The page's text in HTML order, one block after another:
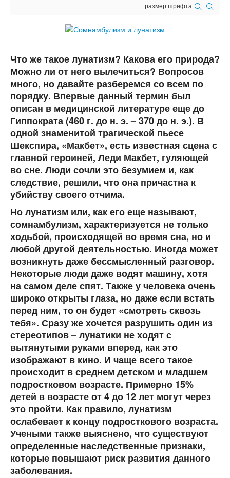
размер шрифта
Что же такое лунатизм? Какова его природа?
Можно ли от него вылечиться? Вопросов
много, но давайте разберемся со всем по
порядку. Впервые данный термин был
описан в медицинской литературе еще до
Гиппократа (460 г. до н. э. – 370 до н. э.). В
одной знаменитой трагической пьесе
Шекспира, «Макбет», есть известная сцена с
главной героиней, Леди Макбет, гуляющей
во сне. Люди сочли это безумием и, как
следствие, решили, что она причастна к
убийству своего отчима.
Но лунатизм или, как его еще называют,
сомнамбулизм, характеризуется не только
ходьбой, происходящей во время сна, но и
любой другой деятельностью. Иногда может
возникнуть даже бессмысленный разговор.
Некоторые люди даже водят машину, хотя
на самом деле спят. Также у человека очень
широко открыты глаза, но даже если встать
перед ним, то он будет «смотреть сквозь
тебя». Сразу же хочется разрушить один из
стереотипов – лунатики не ходят с
вытянутыми руками вперед, как это
изображают в кино. И чаще всего такое
происходит в среднем детском и младшем
подростковом возрасте. Примерно 15%
детей в возрасте от 4 до 12 лет могут через
это пройти. Как правило, лунатизм
ослабевает к концу подросткового возраста.
Учеными также выяснено, что существуют
определенные наследственные признаки,
которые повышают риск развития данного
заболевания.